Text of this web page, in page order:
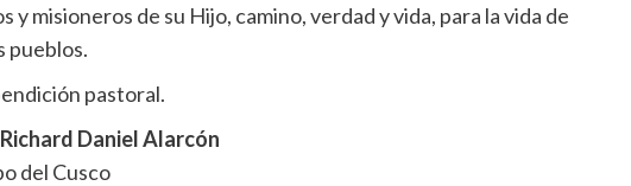
y misioneros de su Hijo, camino, verdad y vida, para la vida de
pueblos.
pastoral.
Daniel Alarcón
del Cusco